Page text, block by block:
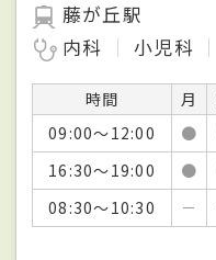
藤が丘駅
内科
小児科
時間 月
09:00～12:00
●
16:30～19:00
●
08:30～10:30
－